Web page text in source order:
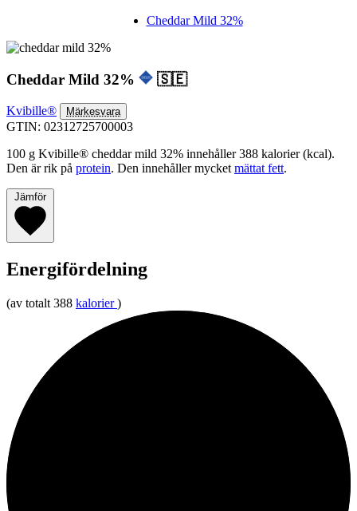
Cheddar Mild 32%
Cheddar Mild 32% 🇸🇪
Kvibille® Märkesvara
GTIN: 02312725700003
100 g Kvibille® cheddar mild 32% innehåller 388 kalorier (kcal).
Den är rik på protein. Den innehåller mycketmättat fett.
Jämför
Energifördelning
(av totalt 388 kalorier )